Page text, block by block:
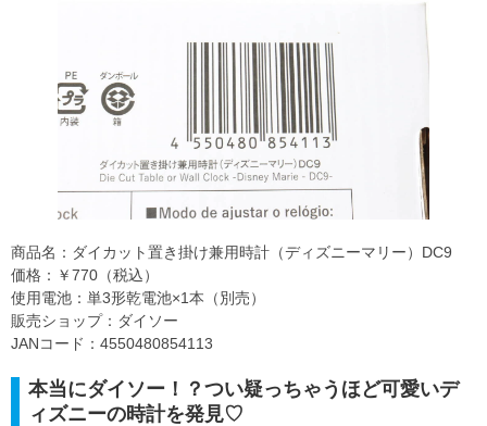
商品名：ダイカット置き掛け兼用時計（ディズニーマリー）DC9
価格：￥770（税込）
使用電池：単3形乾電池×1本（別売）
販売ショップ：ダイソー
JANコード：4550480854113
本当にダイソー！？つい疑っちゃうほど可愛いデ
ィズニーの時計を発見♡